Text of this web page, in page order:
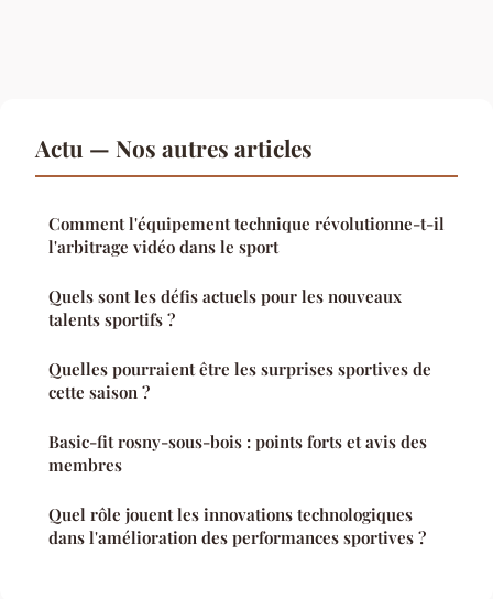
Actu — Nos autres articles
Comment l'équipement technique révolutionne-t-il
l'arbitrage vidéo dans le sport
Quels sont les défis actuels pour les nouveaux
talents sportifs ?
Quelles pourraient être les surprises sportives de
cette saison ?
Basic-fit rosny-sous-bois : points forts et avis des
membres
Quel rôle jouent les innovations technologiques
dans l'amélioration des performances sportives ?